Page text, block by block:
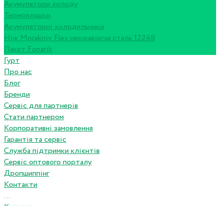
Акумулятори холоду
Термопляшки
Акумуляторні холодильники
Ніж Morakniv Flex нержавіюча сталь 12248
Пакет Fonarik
Гурт
Про нас
Блог
Бренди
Сервіс для партнерів
Стати партнером
Корпоративні замовлення
Гарантія та сервіс
Служба підтримки клієнтів
Сервіс оптового порталу
Дропшиппінг
Контакти
...